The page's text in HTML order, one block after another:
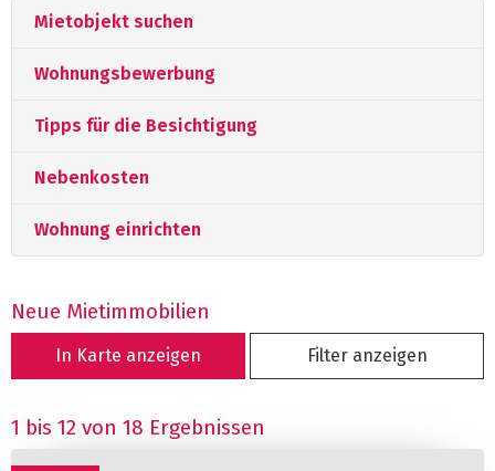
Mietobjekt suchen
Wohnungsbewerbung
Tipps für die Besichtigung
Nebenkosten
Wohnung einrichten
Neue Mietimmobilien
In Karte anzeigen Filter anzeigen
1 bis 12 von 18 Ergebnissen